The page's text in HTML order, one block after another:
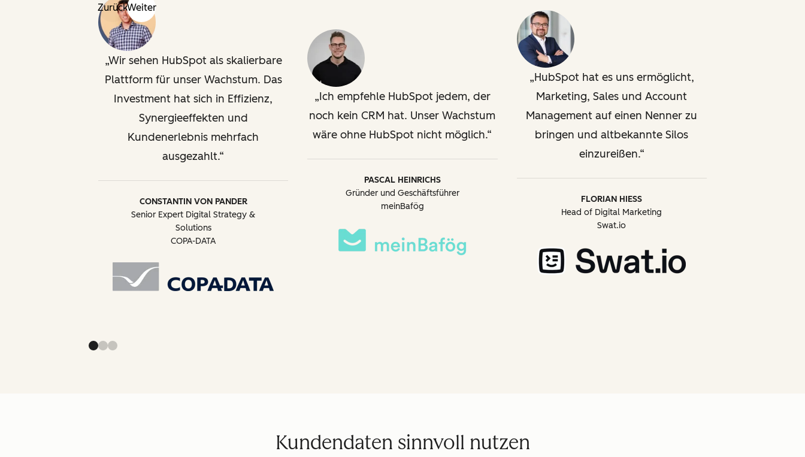
ZurückWeiter
Wir sehen HubSpot als skalierbare
Plattform für unser Wachstum. Das
Investment hat sich in Effizienz,
Synergieeffekten und
Kundenerlebnis mehrfach
ausgezahlt.
CONSTANTIN VON PANDER
Senior Expert Digital Strategy &
Solutions
COPA-DATA
Ich empfehle HubSpot jedem, der
noch kein CRM hat. Unser Wachstum
wäre ohne HubSpot nicht möglich.
PASCAL HEINRICHS
Gründer und Geschäftsführer
meinBafög
HubSpot hat es uns ermöglicht,
Marketing, Sales und Account
Management auf einen Nenner zu
bringen und altbekannte Silos
einzureißen.
FLORIAN HIESS
Head of Digital Marketing
Swat.io
Kundendaten sinnvoll nutzen